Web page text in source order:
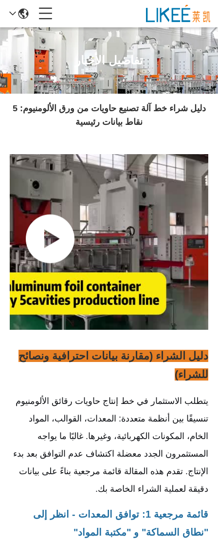
تفاصيل الأخبار
دليل شراء خط آلة تصنيع حاويات من ورق الألومنيوم: 5
نقاط بيانات رئيسية
دليل الشراء (مقارنة بيانات احترافية ونصائح
للشراء)
يتطلب الاستثمار في خط إنتاج حاويات رقائق الألومنيوم
تنسيقًا بين أنظمة متعددة: المعدات، القوالب، المواد
الخام، المكونات الكهربائية، وغيرها. غالبًا ما يواجه
المستثمرون الجدد معضلة اكتشاف عدم التوافق بعد بدء
الإنتاج. تقدم هذه المقالة قائمة مرجعية بناءً على بيانات
دقيقة لعملية الشراء الخاصة بك.
قائمة مرجعية 1: توافق المعدات - انظر إلى
"نطاق السماكة" و "مكتبة المواد"